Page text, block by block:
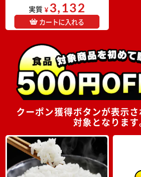
実質 ¥3,132
カートに入れる
クーポン獲得ボタンが表示
対象となります